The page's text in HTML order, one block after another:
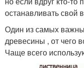
останавливать свой
Один из самых
древесины , от чего
Чаще всего